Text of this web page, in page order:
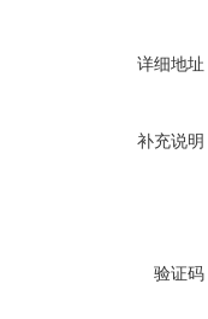
详细地址
补充说明
验证码